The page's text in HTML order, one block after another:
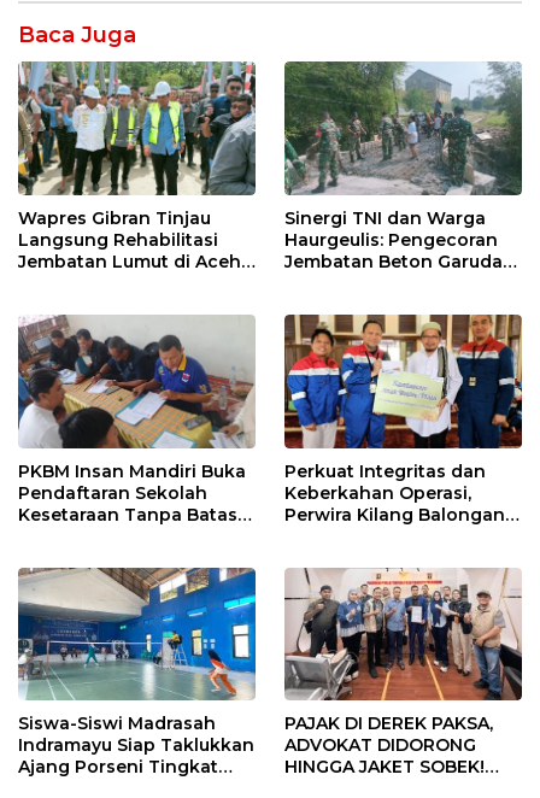
Baca Juga
Wapres Gibran Tinjau
Langsung Rehabilitasi
Jembatan Lumut di Aceh
Sinergi TNI dan Warga
Haurgeulis: Pengecoran
Jembatan Beton Garuda
PKBM Insan Mandiri Buka
Pendaftaran Sekolah
Kesetaraan Tanpa Batas
Perkuat Integritas dan
Keberkahan Operasi,
Perwira Kilang Balongan
Siswa-Siswi Madrasah
Indramayu Siap Taklukkan
Ajang Porseni Tingkat
PAJAK DI DEREK PAKSA,
ADVOKAT DIDORONG
HINGGA JAKET SOBEK!